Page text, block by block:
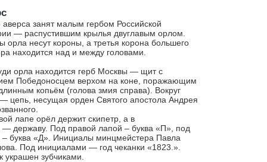
аверса занят малым гербом Российской
— распустившим крылья двуглавым орлом.
орла несут короны, а третья корона большего
находится над и между головами.
орла находится герб Москвы — щит с
Победоносцем верхом на коне, поражающим
копьём (голова змия справа). Вокруг
цепь, несущая орден Святого апостола Андрея
лапе орёл держит скипетр, а в
— державу. Под правой лапой – буква «П», под
– буква «Д». Инициалы минцмейстера Павла
Под инициалами — год чеканки «1823.».
украшен зубчиками.